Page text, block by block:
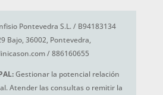
Pontevedra S.L. / B94183134
Bajo, 36002, Pontevedra,
/ 886160655
Gestionar la potencial relación
Atender las consultas o remitir la